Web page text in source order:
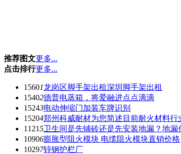
推荐图文更多...
点击排行更多...
15601龙岗区脚手架出租深圳脚手架出租
15402德普电蒸箱，将爱融进点点滴滴
15243电动伸缩门加装车牌识别
15204郑州科威耐材为您简述目前耐火材料
11215卫生间是先铺砖还是先安装地漏？地漏
10906膨胀型阻火模块 电缆阻火模块直销价格
10297锌钢护栏厂